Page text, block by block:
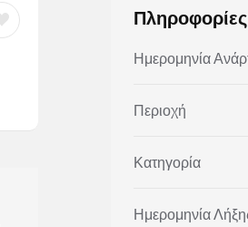
Ημερομηνία
Περιοχή
Κατηγορία
Ημερομηνία